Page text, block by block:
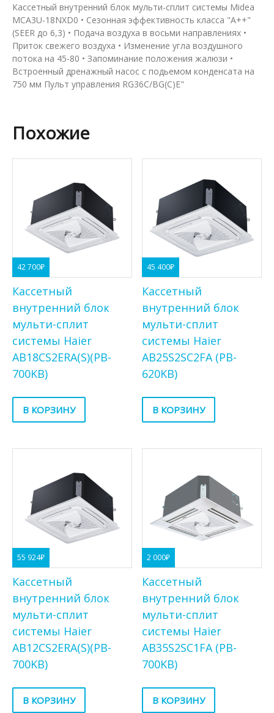
Кассетный внутренний блок мульти-сплит системы Midea
MCA3U-18NXD0 • Сезонная эффективность класса "A++"
(SEER до 6,3) • Подача воздуха в восьми направлениях •
Приток свежего воздуха • Изменение угла воздушного
потока на 45-80 • Запоминание положения жалюзи •
Встроенный дренажный насос с подьемом конденсата на
750 мм Пульт управления RG36C/BG(C)E"
Похожие
42 700₽
Кассетный
внутренний блок
мульти-сплит
системы Haier
AB18CS2ERA(S)(PB-
700KB)
В КОРЗИНУ
45 400₽
Кассетный
внутренний блок
мульти-сплит
системы Haier
AB25S2SC2FA (PB-
620KB)
В КОРЗИНУ
55 924₽
Кассетный
внутренний блок
мульти-сплит
системы Haier
AB12CS2ERA(S)(PB-
700KB)
В КОРЗИНУ
2 000₽
Кассетный
внутренний блок
мульти-сплит
системы Haier
AB35S2SC1FA (PB-
700KB)
В КОРЗИНУ